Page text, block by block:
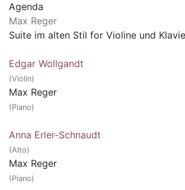
Agenda
Max Reger
Suite im alten Stil for Violine und
Edgar Wollgandt
(Violin)
Max Reger
(Piano)
Anna Erler-Schnaudt
(Alto)
Max Reger
(Piano)